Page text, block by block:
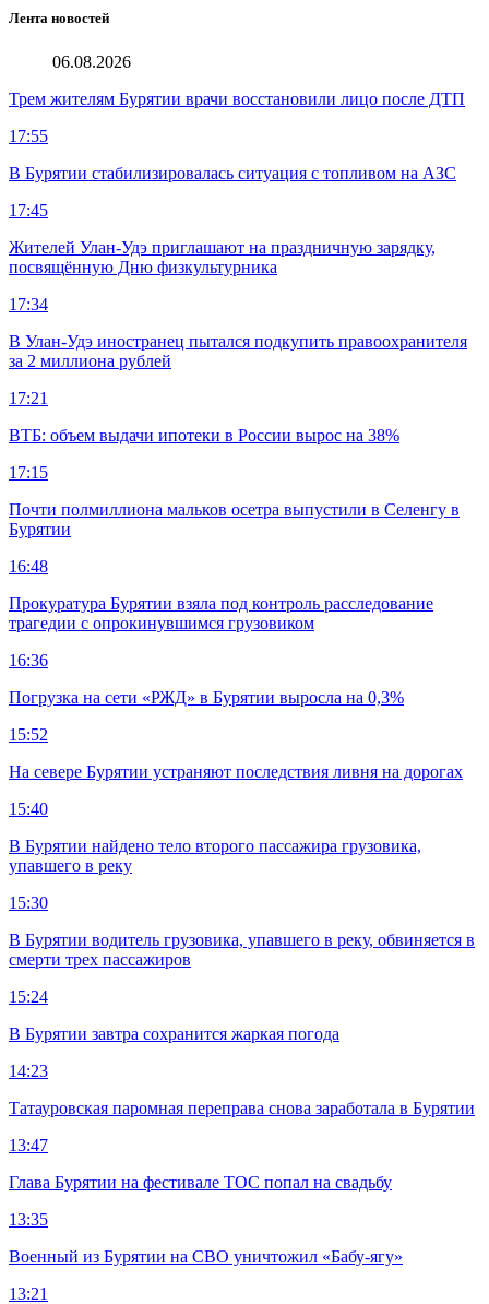
Лента новостей
06.08.2026
Трем жителям Бурятии врачи восстановили лицо после ДТП
17:55
В Бурятии стабилизировалась ситуация с топливом на АЗС
17:45
Жителей Улан-Удэ приглашают на праздничную зарядку,
посвящённую Дню физкультурника
17:34
В Улан-Удэ иностранец пытался подкупить правоохранителя
за 2 миллиона рублей
17:21
ВТБ: объем выдачи ипотеки в России вырос на 38%
17:15
Почти полмиллиона мальков осетра выпустили в Селенгу в
Бурятии
16:48
Прокуратура Бурятии взяла под контроль расследование
трагедии с опрокинувшимся грузовиком
16:36
Погрузка на сети «РЖД» в Бурятии выросла на 0,3%
15:52
На севере Бурятии устраняют последствия ливня на дорогах
15:40
В Бурятии найдено тело второго пассажира грузовика,
упавшего в реку
15:30
В Бурятии водитель грузовика, упавшего в реку, обвиняется в
смерти трех пассажиров
15:24
В Бурятии завтра сохранится жаркая погода
14:23
Татауровская паромная переправа снова заработала в Бурятии
13:47
Глава Бурятии на фестивале ТОС попал на свадьбу
13:35
Военный из Бурятии на СВО уничтожил «Бабу-ягу»
13:21